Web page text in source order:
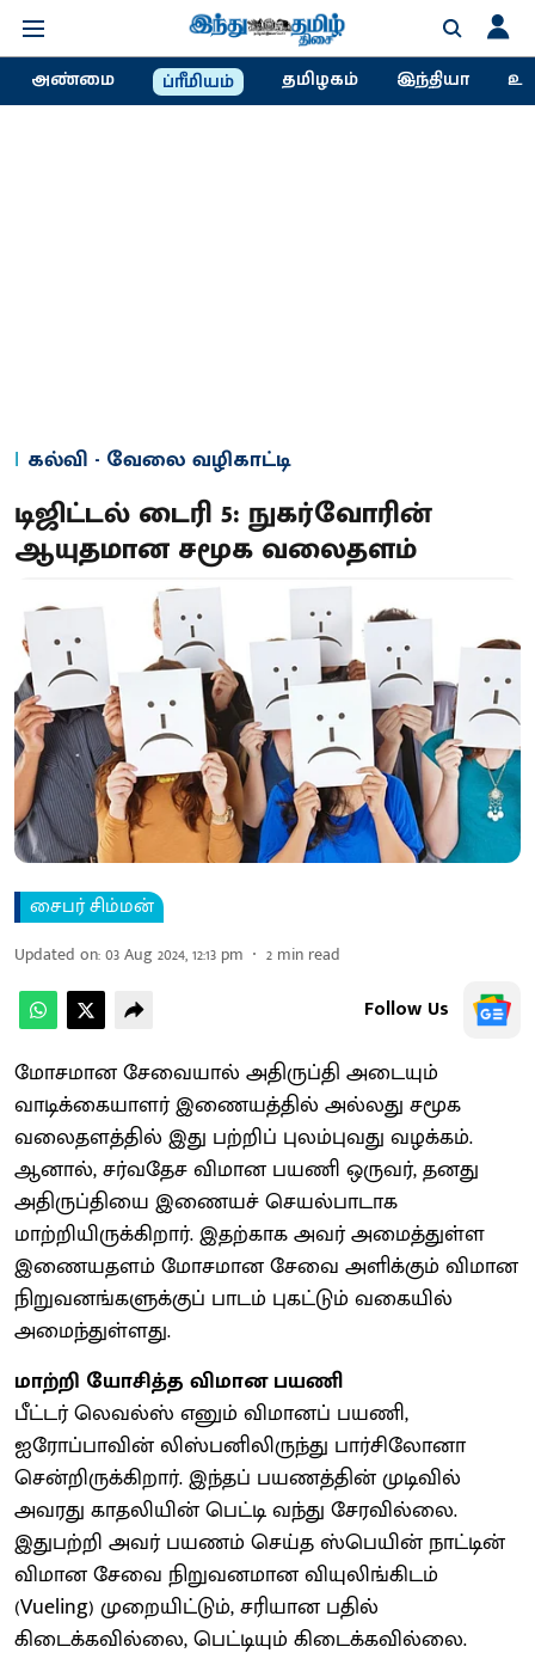
அண்மை ப்ரீமியம் தமிழகம் இந்தியா
கல்வி - வேலை வழிகாட்டி
டிஜிட்டல் டைரி 5: நுகர்வோரின்
ஆயுதமான சமூக வலைதளம்
சைபர் சிம்மன்
Updated on:03 Aug 2024, 12:13 pm 2 min read
Follow Us
மோசமான சேவையால் அதிருப்தி அடையும்
வாடிக்கையாளர் இணையத்தில் அல்லது சமூக
வலைதளத்தில் இது பற்றிப் புலம்புவது வழக்கம்.
ஆனால், சர்வதேச விமான பயணி ஒருவர், தனது
அதிருப்தியை இணையச் செயல்பாடாக
மாற்றியிருக்கிறார். இதற்காக அவர் அமைத்துள்ள
இணையதளம் மோசமான சேவை அளிக்கும் விமான
நிறுவனங்களுக்குப் பாடம் புகட்டும் வகையில்
அமைந்துள்ளது.
மாற்றி யோசித்த விமான பயணி
பீட்டர் லெவல்ஸ் எனும் விமானப் பயணி,
ஐரோப்பாவின் லிஸ்பனிலிருந்து பார்சிலோனா
சென்றிருக்கிறார். இந்தப் பயணத்தின் முடிவில்
அவரது காதலியின் பெட்டி வந்து சேரவில்லை.
இதுபற்றி அவர் பயணம் செய்த ஸ்பெயின் நாட்டின்
விமான சேவை நிறுவனமான வியுலிங்கிடம்
(Vueling) முறையிட்டும், சரியான பதில்
கிடைக்கவில்லை, பெட்டியும் கிடைக்கவில்லை.